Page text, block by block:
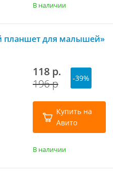
В наличии
планшет для малышей»
118 р.
196 р
-39%
Купить на
Авито
В наличии